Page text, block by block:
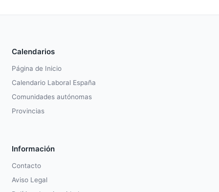
Calendarios
Página de Inicio
Calendario Laboral España
Comunidades autónomas
Provincias
Información
Contacto
Aviso Legal